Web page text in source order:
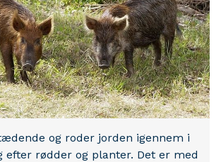
og roder jorden igennem i
efter rødder og planter. Det er med